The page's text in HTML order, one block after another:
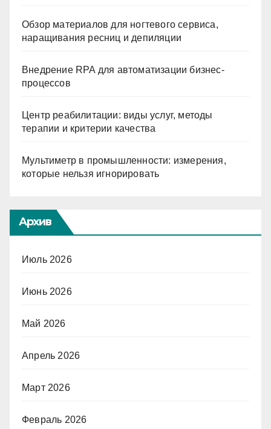
Обзор материалов для ногтевого сервиса,
наращивания ресниц и депиляции
Внедрение RPA для автоматизации бизнес-
процессов
Центр реабилитации: виды услуг, методы
терапии и критерии качества
Мультиметр в промышленности: измерения,
которые нельзя игнорировать
Архив
Июль 2026
Июнь 2026
Май 2026
Апрель 2026
Март 2026
Февраль 2026